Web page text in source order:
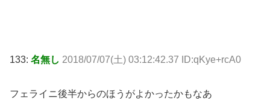
133: 名無し 2018/07/07(土) 03:12:42.37 ID:qKye+rcA0
フェライニ後半からのほうがよかったかもなあ